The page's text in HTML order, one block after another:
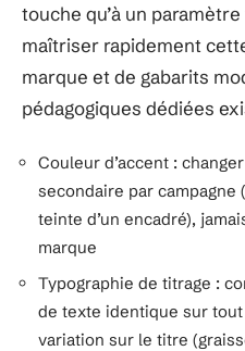
touche qu’à un
maîtriser rapidement
marque et de gabarits
pédagogiques dédiées
Couleur d’accent :
secondaire par campagne
teinte d’un encadré),
marque
Typographie de titrage :
de texte identique sur tout
variation sur le titre